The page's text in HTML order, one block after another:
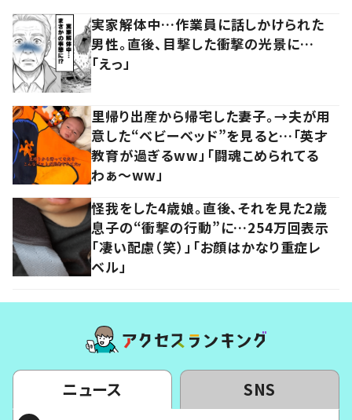
実家解体中…作業員に話しかけられた
男性。直後、目撃した衝撃の光景に…
「えっ」
里帰り出産から帰宅した妻子。→夫が用
意した“ベビーベッド”を見ると…「英才
教育が過ぎるww」「闘魂こめられてる
わぁ～ww」
怪我をした4歳娘。直後、それを見た2歳
息子の“衝撃の行動”に…254万回表示
「凄い配慮（笑）」「お顔はかなり重症レ
ベル」
ニュース SNS